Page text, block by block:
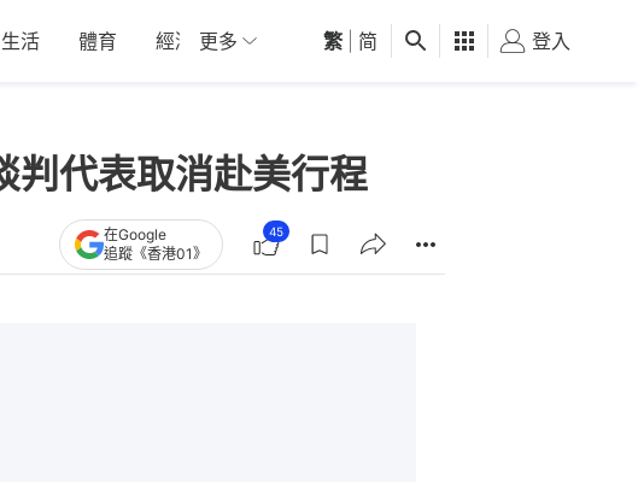
生活 體育 經濟 01深圳 觀點 健康 好食玩飛
更多 繁 简 登入
代表取消赴美行程
在Google
追蹤《香港01》
45